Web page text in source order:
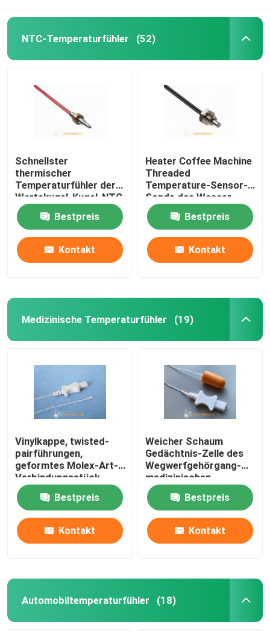
Produkte
NTC-Temperaturfühler (52)
Schnellster
thermischer
Temperaturfühler der
Wartekugel-Kugel-NTC
für Kaffee-Maschine
Bestpreis
Kontakt
Heater Coffee Machine
Threaded
Temperature-Sensor-
Sonde des Wasser-
100K
Bestpreis
Kontakt
Medizinische Temperaturfühler (19)
Vinylkappe, twisted-
pairführungen,
geformtes Molex-Art-
Verbindungsstück,
universeller
medizinischer 2.252K
Wegwerftemperaturfühler
Bestpreis
Kontakt
Weicher Schaum
Gedächtnis-Zelle des
Wegwerfgehörgang-
medizinischen
tympanischen
Temperaturfühlers mit
konsequenter Reihe
der Maß-HF416
Bestpreis
Kontakt
Automobiltemperaturfühler (18)